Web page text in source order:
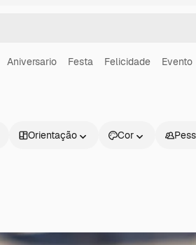
Aniversario Festa Felicidade Evento
Orientação Cor